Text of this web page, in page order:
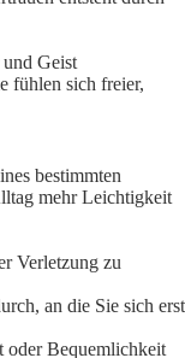
Geist
fühlen sich freier,
bestimmten
mehr Leichtigkeit
Verletzung zu
an die Sie sich erst
oder Bequemlichkeit